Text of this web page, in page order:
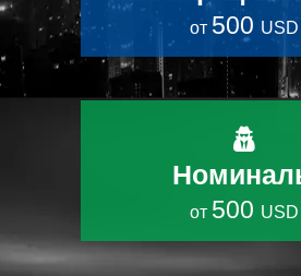
от 500 USD
от 500 USD